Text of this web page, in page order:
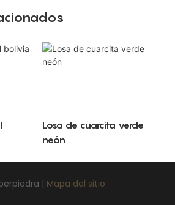
Losa de cuarcita verde
neón
| Mapa del sitio